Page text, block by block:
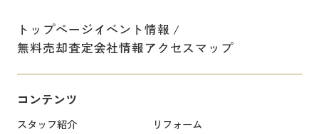
トップページイベント情報
無料売却査定会社情報アクセスマップ
コンテンツ
スタッフ紹介
リフォーム